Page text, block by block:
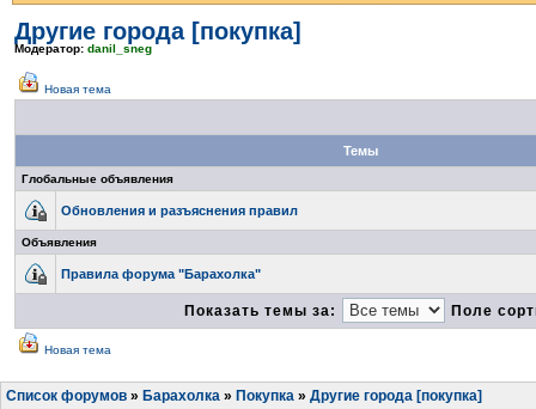
Другие города [покупка]
Модератор: danil_sneg
Новая тема
Темы
Глобальные объявления
Обновления и разъяснения правил
Объявления
Правила форума "Барахолка"
Показать темы за: Поле
Новая тема
Список форумов » Барахолка » Покупка » Другие города [покупка]